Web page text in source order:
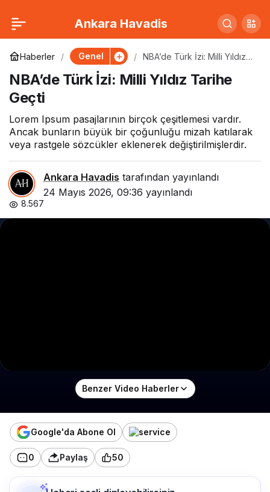
Ankara Havadis
Haberler Genel
NBA’de Türk İzi: Milli Yıldız
NBA’de Türk İzi: Milli Yıldız Tarihe
Geçti
Lorem Ipsum pasajlarının birçok çeşitlemesi vardır.
Ancak bunların büyük bir çoğunluğu mizah katılarak
veya rastgele sözcükler eklenerek değiştirilmişlerdir.
Ankara Havadis tarafından yayınlandı
24 Mayıs 2026, 09:36 yayınlandı
8.567
Benzer Video Haberler
Google'da Abone Ol
0 Paylaş 50
Milli Takım Kadrosu
Açıklandı: Sürpriz İsimler
Listede
0 Paylaş